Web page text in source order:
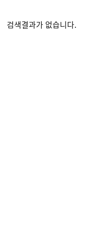
검색결과가 없습니다.